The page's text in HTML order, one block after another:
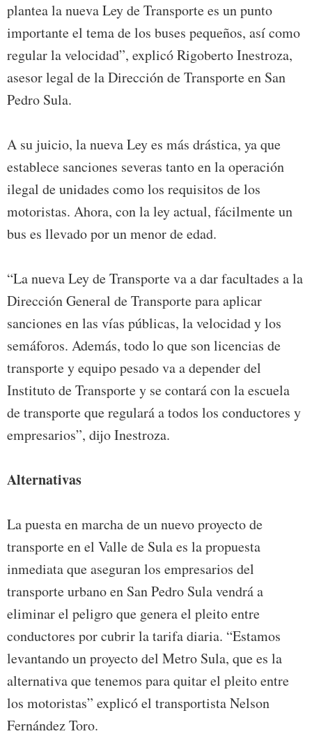
plantea la nueva Ley de Transporte es un punto
importante el tema de los buses pequeños, así como
regular la velocidad”, explicó Rigoberto Inestroza,
asesor legal de la Dirección de Transporte en San
Pedro Sula.
A su juicio, la nueva Ley es más drástica, ya que
establece sanciones severas tanto en la operación
ilegal de unidades como los requisitos de los
motoristas. Ahora, con la ley actual, fácilmente un
bus es llevado por un menor de edad.
“La nueva Ley de Transporte va a dar facultades a la
Dirección General de Transporte para aplicar
sanciones en las vías públicas, la velocidad y los
semáforos. Además, todo lo que son licencias de
transporte y equipo pesado va a depender del
Instituto de Transporte y se contará con la escuela
de transporte que regulará a todos los conductores y
empresarios”, dijo Inestroza.
Alternativas
La puesta en marcha de un nuevo proyecto de
transporte en el Valle de Sula es la propuesta
inmediata que aseguran los empresarios del
transporte urbano en San Pedro Sula vendrá a
eliminar el peligro que genera el pleito entre
conductores por cubrir la tarifa diaria. “Estamos
levantando un proyecto del Metro Sula, que es la
alternativa que tenemos para quitar el pleito entre
los motoristas” explicó el transportista Nelson
Fernández Toro.